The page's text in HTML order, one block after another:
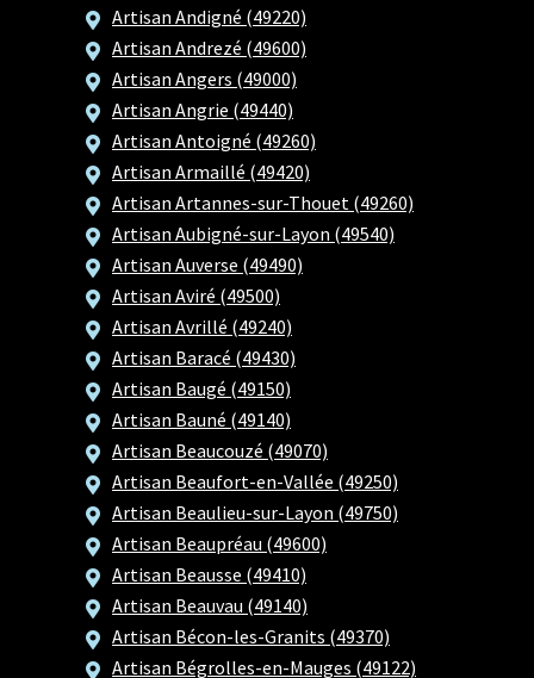
Artisan Andigné (49220)
Artisan Andrezé (49600)
Artisan Angers (49000)
Artisan Angrie (49440)
Artisan Antoigné (49260)
Artisan Armaillé (49420)
Artisan Artannes-sur-Thouet (49260)
Artisan Aubigné-sur-Layon (49540)
Artisan Auverse (49490)
Artisan Aviré (49500)
Artisan Avrillé (49240)
Artisan Baracé (49430)
Artisan Baugé (49150)
Artisan Bauné (49140)
Artisan Beaucouzé (49070)
Artisan Beaufort-en-Vallée (49250)
Artisan Beaulieu-sur-Layon (49750)
Artisan Beaupréau (49600)
Artisan Beausse (49410)
Artisan Beauvau (49140)
Artisan Bécon-les-Granits (49370)
Artisan Bégrolles-en-Mauges (49122)